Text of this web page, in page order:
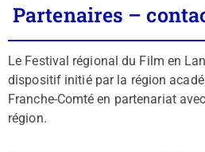
Partenaires –
Le Festival régional du Film en
dispositif initié par la région
Franche-Comté en partenariat
région.